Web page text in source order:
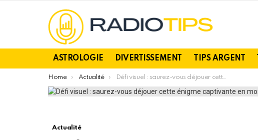
ASTROLOGIE DIVERTISSEMENT TIPS ARGENT
You are here:
Home Actualité Défi visuel : saurez-vous déjouer cette énigme captivante en moins de 20 secondes ?
Actualité